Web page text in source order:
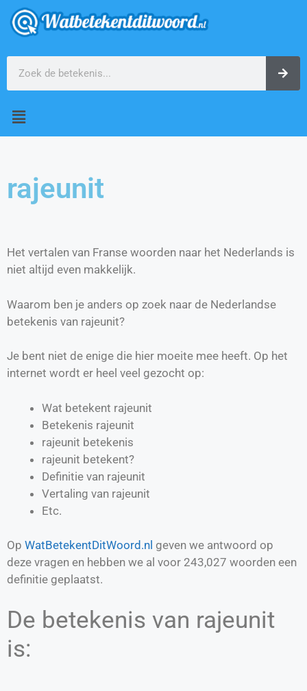
rajeunit
Het vertalen van Franse woorden naar het Nederlands is
niet altijd even makkelijk.
Waarom ben je anders op zoek naar de Nederlandse
betekenis van rajeunit?
Je bent niet de enige die hier moeite mee heeft. Op het
internet wordt er heel veel gezocht op:
Wat betekent rajeunit
Betekenis rajeunit
rajeunit betekenis
rajeunit betekent?
Definitie van rajeunit
Vertaling van rajeunit
Etc.
Op WatBetekentDitWoord.nl geven we antwoord op
deze vragen en hebben we al voor 243,027 woorden een
definitie geplaatst.
De betekenis van rajeunit
is: